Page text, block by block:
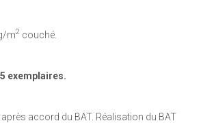
m2 couché.
exemplaires.
accord du BAT. Réalisation du BAT